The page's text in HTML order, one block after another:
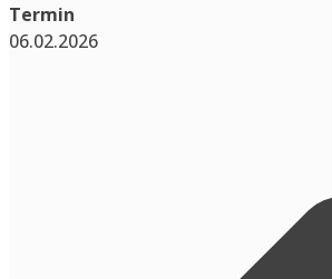
Termin
06.02.2026